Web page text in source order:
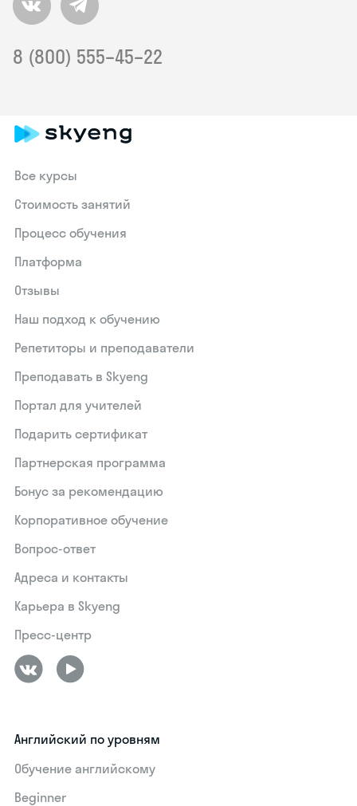
8 (800) 555–45–22
Все курсы
Стоимость занятий
Процесс обучения
Платформа
Отзывы
Наш подход к обучению
Репетиторы и преподаватели
Преподавать в Skyeng
Портал для учителей
Подарить сертификат
Партнерская программа
Бонус за рекомендацию
Корпоративное обучение
Вопрос-ответ
Адреса и контакты
Карьера в Skyeng
Пресс-центр
Английский по уровням
Обучение английскому
Beginner